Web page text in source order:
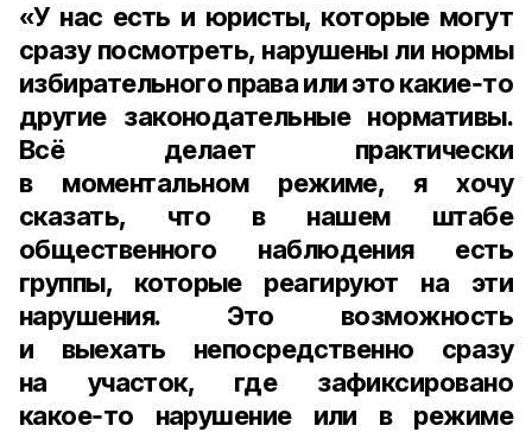
«У нас есть и юристы, которые могут
сразу посмотреть, нарушены ли нормы
избирательного права или это какие‑то
другие законодательные нормативы.
Всё делает практически
в моментальном режиме, я хочу
сказать, что в нашем штабе
общественного наблюдения есть
группы, которые реагируют на эти
нарушения. Это возможность
и выехать непосредственно сразу
на участок, где зафиксировано
какое‑то нарушение или в режиме